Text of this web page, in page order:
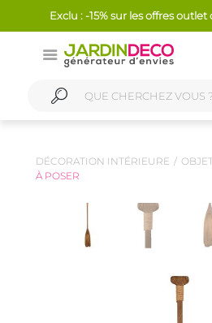
Exclu : -15% sur les offres outlet
DÉCORATION INTÉRIEURE
À POSER